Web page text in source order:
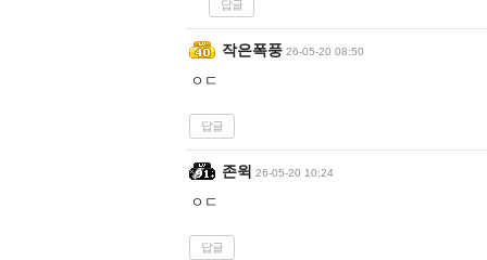
답글
작은폭풍 26-05-20 08:50
ㅇㄷ
답글
존윅 26-05-20 10:24
ㅇㄷ
답글